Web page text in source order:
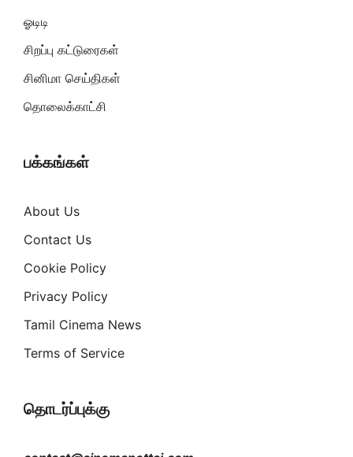
ஓடிடி
சிறப்பு கட்டுரைகள்
சினிமா செய்திகள்
தொலைக்காட்சி
பக்கங்கள்
About Us
Contact Us
Cookie Policy
Privacy Policy
Tamil Cinema News
Terms of Service
தொடர்ப்புக்கு